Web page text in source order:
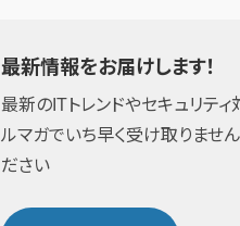
最新情報をお届けします！
最新のITトレンドやセキュリティ
ルマガでいち早く受け取りませ
ださい